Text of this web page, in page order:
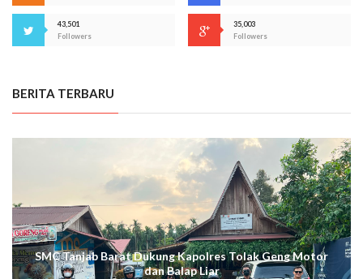
43,501
Followers
35,003
Followers
BERITA TERBARU
SMC Tanjab Barat Dukung Kapolres Tolak Geng Motor
dan Balap Liar